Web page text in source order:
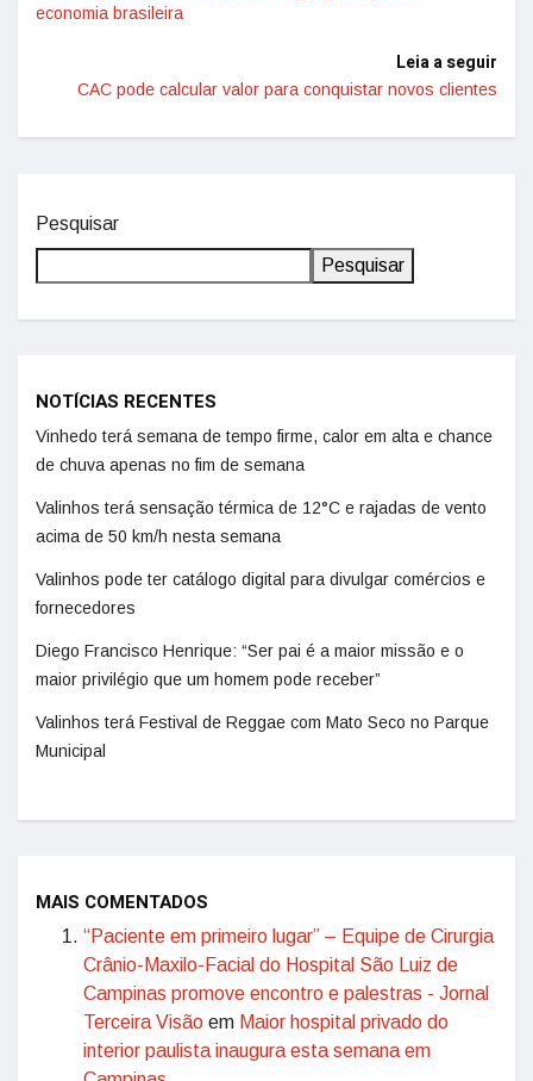
economia brasileira
Leia a seguir
CAC pode calcular valor para conquistar novos clientes
Pesquisar
Pesquisar
NOTÍCIAS RECENTES
Vinhedo terá semana de tempo firme, calor em alta e chance
de chuva apenas no fim de semana
Valinhos terá sensação térmica de 12°C e rajadas de vento
acima de 50 km/h nesta semana
Valinhos pode ter catálogo digital para divulgar comércios e
fornecedores
Diego Francisco Henrique: “Ser pai é a maior missão e o
maior privilégio que um homem pode receber”
Valinhos terá Festival de Reggae com Mato Seco no Parque
Municipal
MAIS COMENTADOS
“Paciente em primeiro lugar” – Equipe de Cirurgia
Crânio-Maxilo-Facial do Hospital São Luiz de
Campinas promove encontro e palestras - Jornal
Terceira Visão em Maior hospital privado do
interior paulista inaugura esta semana em